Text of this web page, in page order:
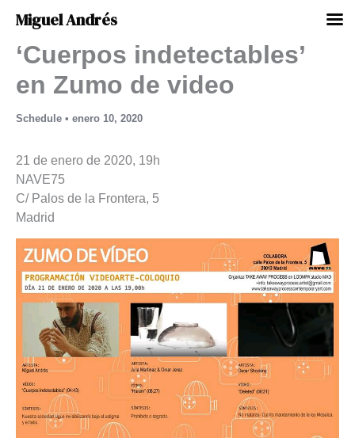
contenido
‘Cuerpos indetectables’
en Zumo de video
Schedule • enero 10, 2020
21 de enero de 2020, 19h
NAVE75
C/ Palos de la Frontera, 5
Madrid
Miguel Andrés